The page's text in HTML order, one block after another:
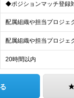
20時間以内